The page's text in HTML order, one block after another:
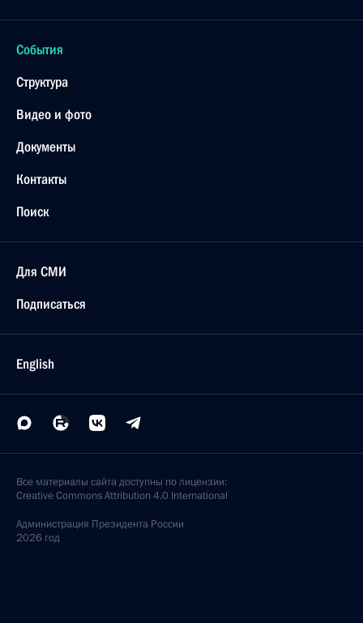
События
Структура
Видео и фото
Документы
Контакты
Поиск
Для СМИ
Подписаться
English
Все материалы сайта доступны по лицензии:
Creative Commons Attribution 4.0 International
Администрация Президента России
2026 год